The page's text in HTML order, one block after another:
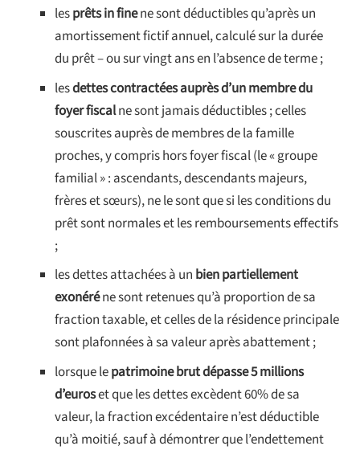
lesprêts in finene sont déductibles qu’après un
amortissement fictif annuel, calculé sur la durée
du prêt – ou sur vingt ans en l’absence de terme ;
lesdettes contractées auprès d’un membre du
foyer fiscalne sont jamais déductibles ; celles
souscrites auprès de membres de la famille
proches, y compris hors foyer fiscal (le « groupe
familial » : ascendants, descendants majeurs,
frères et sœurs), ne le sont que si les conditions du
prêt sont normales et les remboursements effectifs
;
les dettes attachées à un bien partiellement
exonéréne sont retenues qu’à proportion de sa
fraction taxable, et celles de la résidence principale
sont plafonnées à sa valeur après abattement ;
lorsque lepatrimoine brut dépasse 5 millions
d’euroset que les dettes excèdent 60% de sa
valeur, la fraction excédentaire n’est déductible
qu’à moitié, sauf à démontrer que l’endettement